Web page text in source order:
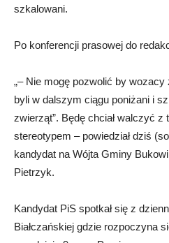
szkalowani.
Po konferencji prasowej do
„– Nie mogę pozwolić by
byli w dalszym ciągu poniżani i
zwierząt”. Będę chciał walczyć
stereotypem – powiedział dziś
kandydat na Wójta Gminy
Pietrzyk.
Kandydat PiS spotkał się z
Białczańskiej gdzie rozpoczyna